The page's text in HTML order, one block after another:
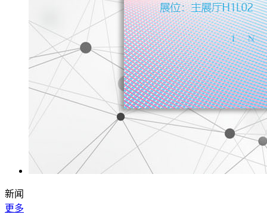
新闻
更多